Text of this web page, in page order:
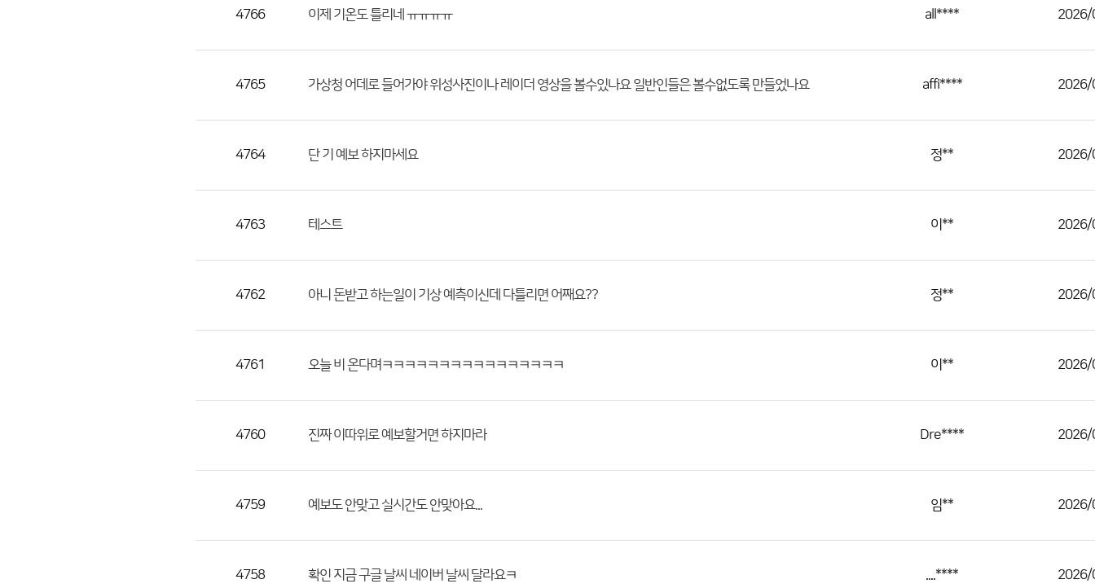
다.
4766 이제 기온도 틀리네 ㅠㅠㅠㅠ all**** 2026/
4765 가상청 어데로 들어가야 위성사진이나 레이더 영상을 볼수있나요 일반인들은 볼수없도록 만들었나요 affi**** 2026/
4764 단 기 예보 하지마세요 정** 2026/
4763 테스트 이** 2026/
4762 아니 돈받고 하는일이 기상 예측이신데 다틀리면 어째요?? 정** 2026/
4761 오늘 비 온다며ㅋㅋㅋㅋㅋㅋㅋㅋㅋㅋㅋㅋㅋㅋㅋㅋ 이** 2026/
4760 진짜 이따위로 예보할거면 하지마라 Dre**** 2026/
4759 예보도 안맞고 실시간도 안맞아요... 임** 2026/
4758 확인 지금 구글 날씨 네이버 날씨 달라요ㅋ ....**** 2026/